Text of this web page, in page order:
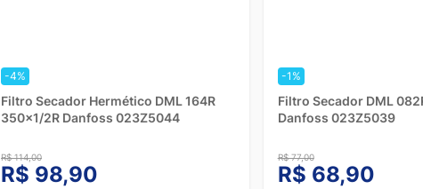
-4%
Filtro Secador Hermético DML 164R
350x1/2R Danfoss 023Z5044
R$ 114,00
R$ 98,90
-1%
Filtro Secador DML
Danfoss 023Z5039
R$ 77,00
R$ 68,90